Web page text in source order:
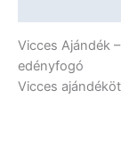
Vicces Ajándék
edényfogó
Vicces